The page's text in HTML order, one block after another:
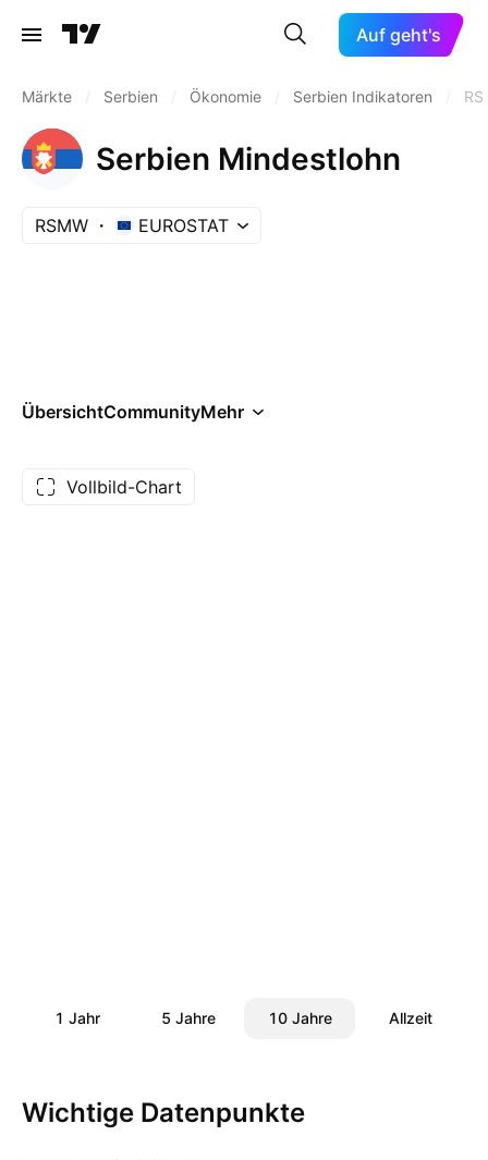
Auf geht's
Märkte Serbien Ökonomie Serbien Indikatoren
Serbien Mindestlohn
RSMW EUROSTAT
ÜbersichtCommunityMehr
Vollbild-Chart
1 Jahr 5 Jahre 10 Jahre Allzeit
Wichtige Datenpunkte